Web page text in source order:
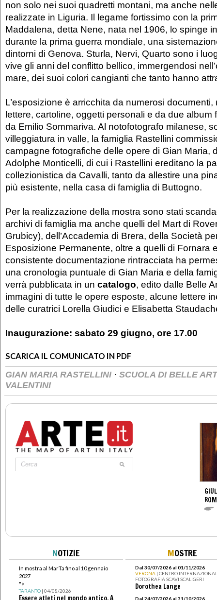
non solo nei suoi quadretti montani, ma anche
realizzate in Liguria. Il legame fortissimo con la
Maddalena, detta Nene, nata nel 1906, lo spinge
durante la prima guerra mondiale, una
dintorni di Genova. Sturla, Nervi, Quarto sono i
vive gli anni del conflitto bellico, immergendosi
mare, dei suoi colori cangianti che tanto hanno
L’esposizione è arricchita da numerosi documenti,
lettere, cartoline, oggetti personali e da due album
da Emilio Sommariva. Al notofotografo milanese,
villeggiatura in valle, la famiglia Rastellini
campagne fotografiche delle opere di Gian Maria,
Adolphe Monticelli, di cui i Rastellini ereditano la
collezionistica da Cavalli, tanto da allestire una
più esistente, nella casa di famiglia di Buttogno.
Per la realizzazione della mostra sono stati
archivi di famiglia ma anche quelli del Mart di
Grubicy), dell’Accademia di Brera, della Società
Esposizione Permanente, oltre a quelli di Fornara
consistente documentazione rintracciata ha
una cronologia puntuale di Gian Maria e della
verrà pubblicata in un catalogo, edito dalle Belle
immagini di tutte le opere esposte, alcune lettere
delle curatrici Lorella Giudici e Elisabetta
Inaugurazione: sabato 29 giugno, ore 17.00
SCARICA IL COMUNICATO IN PDF
GIAN MARIA RASTELLINI · SCUOLA DI BELLE
VALENTINI
NOTIZIE
In mostra al MarTa fino al 10 gennaio
2027
">
TARANTO| 04/08/2026
Essere atleti nel mondo antico. A
MOSTRE
Dal 30/07/2026 al 01/11/2026
VERONA | CENTRO
FOTOGRAFIA SCAVI SCALIGERI
Dorothea Lange
Dal 24/07/2026 al 31/10/2026